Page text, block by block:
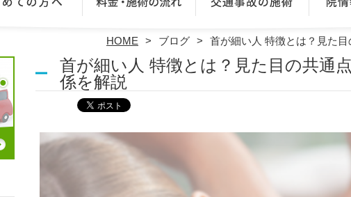
HOME ブログ 首が細い人 特徴とは？見た
首が細い人 特徴とは？見た目の共通
係を解説